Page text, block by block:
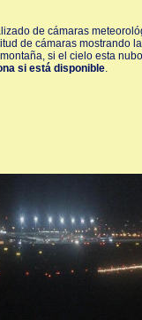
de cámaras
de cámaras mostrando
si el cielo esta
si está disponible.